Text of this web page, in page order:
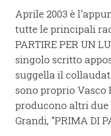
Aprile 2003 è
tutte le principali
PARTIRE PER UN
singolo scritto
suggella il
sono proprio Vasco
producono altri
Grandi, "PRIMA DI